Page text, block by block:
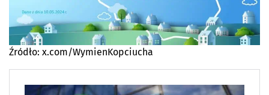
Źródło: x.com/WymienKopciucha